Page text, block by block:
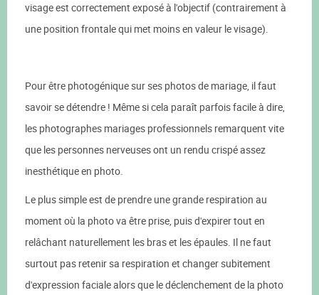
visage est correctement exposé à l'objectif (contrairement à
une position frontale qui met moins en valeur le visage).
Pour être photogénique sur ses photos de mariage, il faut
savoir se détendre ! Même si cela paraît parfois facile à dire,
les photographes mariages professionnels remarquent vite
que les personnes nerveuses ont un rendu crispé assez
inesthétique en photo.
Le plus simple est de prendre une grande respiration au
moment où la photo va être prise, puis d'expirer tout en
relâchant naturellement les bras et les épaules. Il ne faut
surtout pas retenir sa respiration et changer subitement
d'expression faciale alors que le déclenchement de la photo